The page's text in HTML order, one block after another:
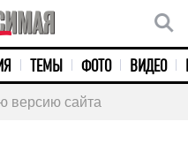
ТЕМЫ ФОТО ВИДЕО
версию сайта